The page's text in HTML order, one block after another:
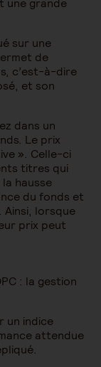
une grande
sur une
de
c’est-à-dire
et son
dans un
Le prix
». Celle-ci
titres qui
hausse
du fonds et
Ainsi, lorsque
prix peut
: la gestion
un indice
attendue